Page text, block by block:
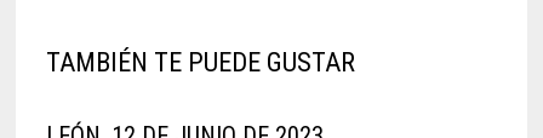
TAMBIÉN TE PUEDE GUSTAR